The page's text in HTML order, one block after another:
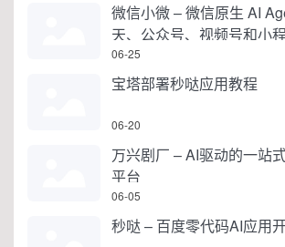
微信小微 – 微信原生 AI
天、公众号、视频号和小
06-25
宝塔部署秒哒应用教程
06-20
万兴剧厂 – AI驱动的一站
平台
06-05
秒哒 – 百度零代码AI应用